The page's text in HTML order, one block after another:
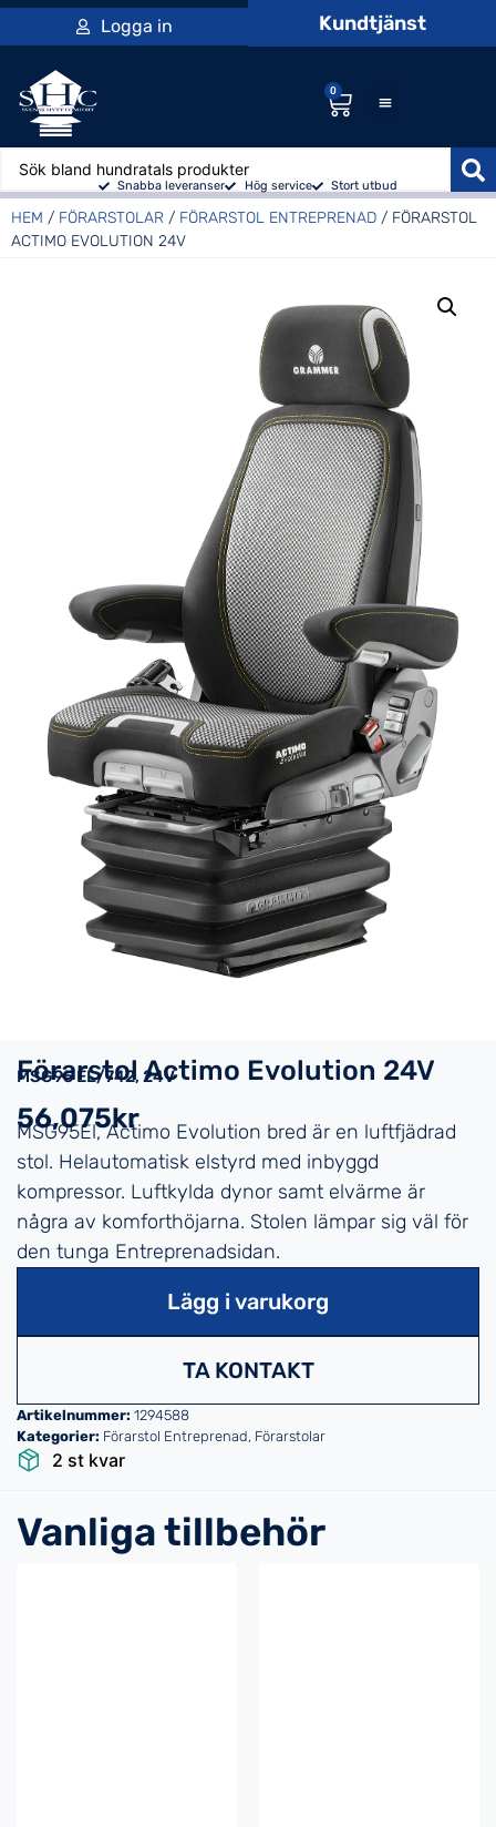
Logga in Kundtjänst
0
Snabba leveranser Hög service Stort utbud
HEM / FÖRARSTOLAR / FÖRARSTOL ENTREPRENAD / FÖRARSTOL
ACTIMO EVOLUTION 24V
Förarstol Actimo Evolution 24V
MSG95 EL/742, 24V
56,075kr
MSG95El, Actimo Evolution bred är en luftfjädrad
stol. Helautomatisk elstyrd med inbyggd
kompressor. Luftkylda dynor samt elvärme är
några av komforthöjarna. Stolen lämpar sig väl för
den tunga Entreprenadsidan.
Lägg i varukorg
TA KONTAKT
Artikelnummer: 1294588
Kategorier: Förarstol Entreprenad, Förarstolar
2 st kvar
Vanliga tillbehör